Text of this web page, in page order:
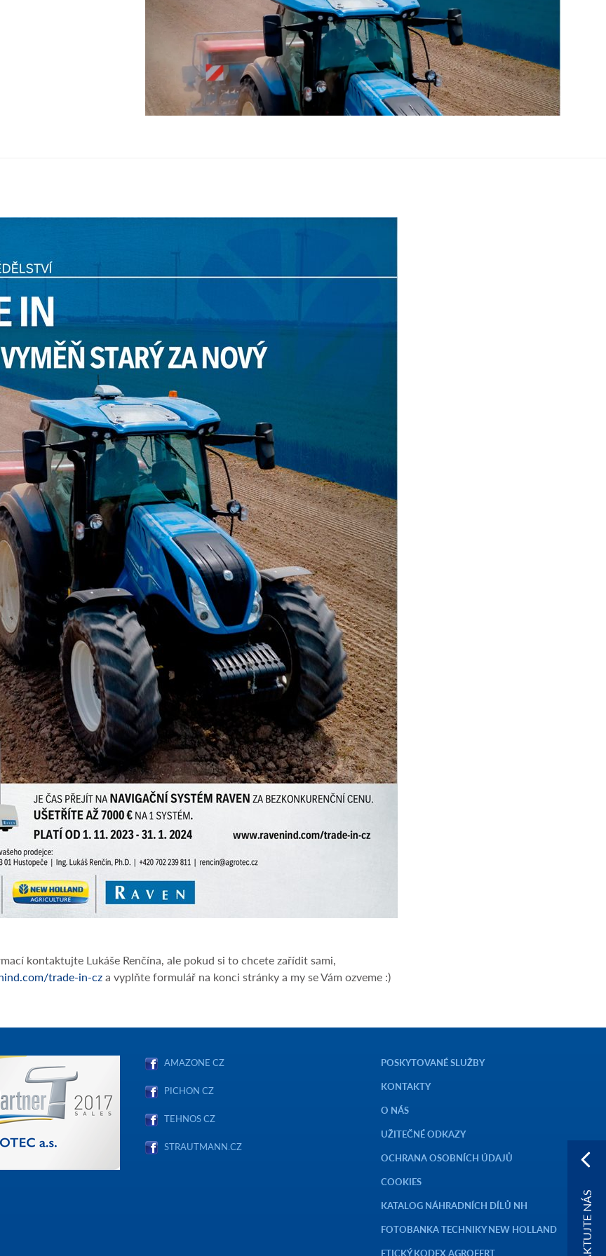
kontaktujte Lukáše Renčína, ale pokud si to chcete zařídit sami,
trade-in-cza vyplňte formulář na konci stránky a my se Vám ozveme :)
AMAZONE CZ
PICHON CZ
TEHNOS CZ
STRAUTMANN.CZ
POSKYTOVANÉ SLUŽBY
KONTAKTY
O NÁS
UŽITEČNÉ ODKAZY
OCHRANA OSOBNÍCH ÚDAJŮ
COOKIES
KATALOG NÁHRADNÍCH DÍLŮ NH
FOTOBANKA TECHNIKY NEW HOLLAND
ETICKÝ KODEX AGROFERT